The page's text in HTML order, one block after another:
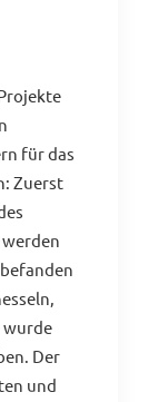
für das
Zuerst
wurde
Der
und